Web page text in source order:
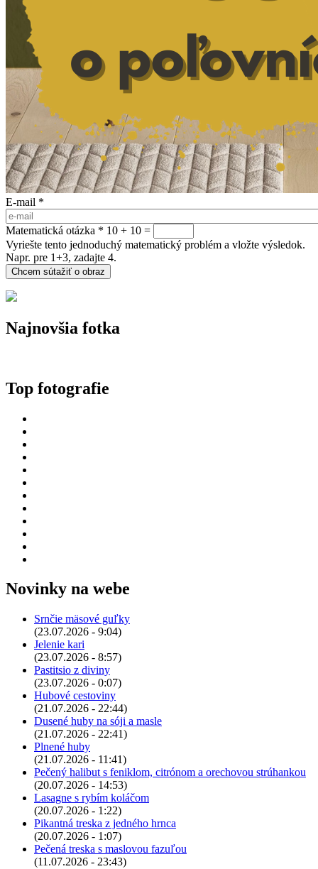
E-mail *
Matematická otázka * 10 + 10 =
Vyriešte tento jednoduchý matematický problém a vložte výsledok.
Napr. pre 1+3, zadajte 4.
Najnovšia fotka
Top fotografie
Novinky na webe
Srnčie mäsové guľky
(23.07.2026 - 9:04)
Jelenie kari
(23.07.2026 - 8:57)
Pastitsio z diviny
(23.07.2026 - 0:07)
Hubové cestoviny
(21.07.2026 - 22:44)
Dusené huby na sóji a masle
(21.07.2026 - 22:41)
Plnené huby
(21.07.2026 - 11:41)
Pečený halibut s feniklom, citrónom a orechovou strúhankou
(20.07.2026 - 14:53)
Lasagne s rybím koláčom
(20.07.2026 - 1:22)
Pikantná treska z jedného hrnca
(20.07.2026 - 1:07)
Pečená treska s maslovou fazuľou
(11.07.2026 - 23:43)